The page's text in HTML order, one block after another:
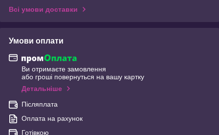
Всі умови доставки
Умови оплати
Ви отримаєте замовлення
або гроші повернуться на вашу картку
Детальніше
Післяплата
Оплата на рахунок
Готівкою